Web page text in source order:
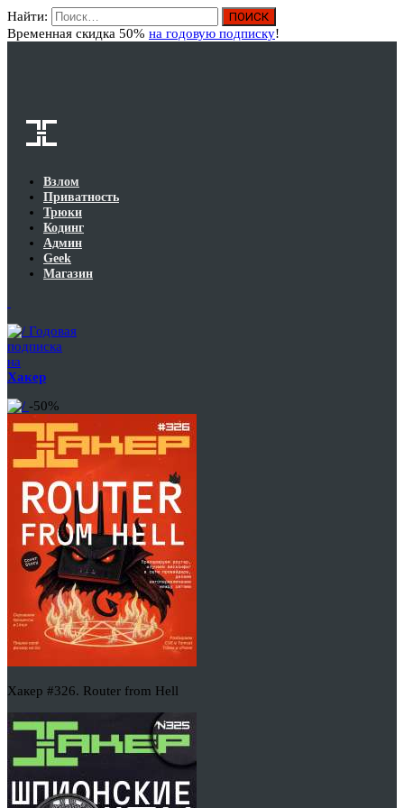
Найти:
Временная скидка 50% на годовую подписку!
Взлом
Приватность
Трюки
Кодинг
Админ
Geek
Магазин
Годовая
подписка
на
Хакер
-50%
Хакер #326. Router from Hell